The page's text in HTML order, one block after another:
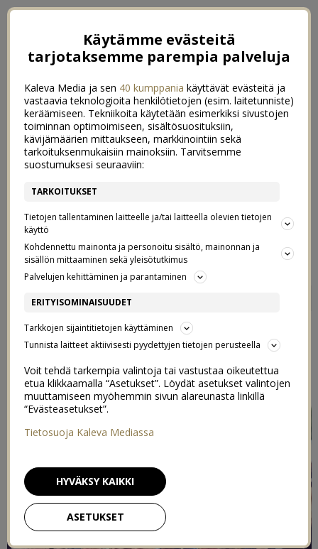
H2Ö
Käytämme evästeitä
tarjotaksemme parempia palveluja
Kaleva Media ja sen 40 kumppania käyttävät evästeitä ja
vastaavia teknologioita henkilötietojen (esim. laitetunniste)
keräämiseen. Tekniikoita käytetään esimerkiksi sivustojen
toiminnan optimoimiseen, sisältösuosituksiin,
kävijämäärien mittaukseen, markkinointiin sekä
tarkoituksenmukaisiin mainoksiin. Tarvitsemme
suostumuksesi seuraaviin:
TARKOITUKSET
Tietojen tallentaminen laitteelle ja/tai laitteella olevien tietojen
käyttö
Kohdennettu mainonta ja personoitu sisältö, mainonnan ja
sisällön mittaaminen sekä yleisötutkimus
Palvelujen kehittäminen ja parantaminen
ERITYISOMINAISUUDET
Tarkkojen sijaintitietojen käyttäminen
Tunnista laitteet aktiivisesti pyydettyjen tietojen perusteella
Voit tehdä tarkempia valintoja tai vastustaa oikeutettua
etua klikkaamalla “Asetukset”. Löydät asetukset valintojen
muuttamiseen myöhemmin sivun alareunasta linkillä
“Evästeasetukset”.
Tietosuoja Kaleva Mediassa
ASETUKSET
HYVÄKSY KAIKKI